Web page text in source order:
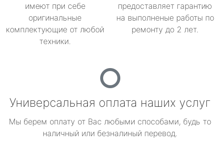
имеют при себе
оригинальные
комплектующие от любой
техники.
предоставляет гарантию
на выполненые работы по
ремонту до 2 лет.
Универсальная оплата наших услуг
Мы берем оплату от Вас любыми способами, будь то
наличный или безналиный перевод.